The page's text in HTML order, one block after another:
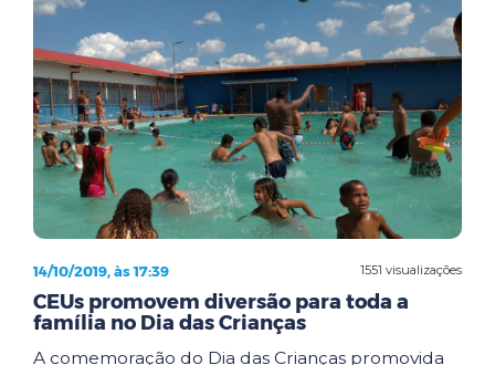
1551 visualizações
14/10/2019, às 17:39
CEUs promovem diversão para toda a
família no Dia das Crianças
A comemoração do Dia das Crianças promovida